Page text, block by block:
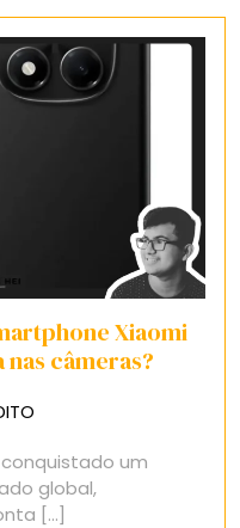
Xiaomi
câmeras?
um
global,
[...]